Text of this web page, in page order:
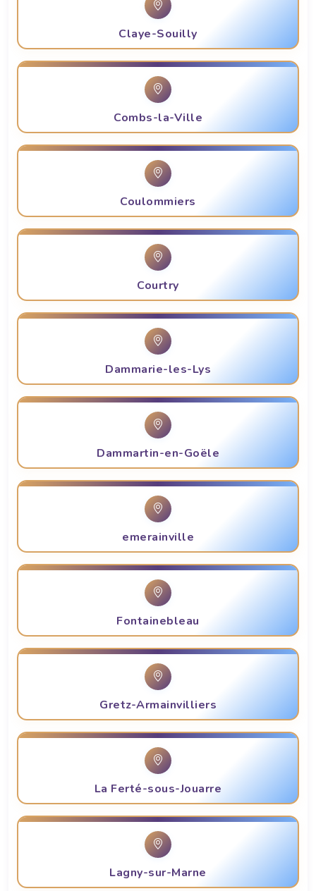
Claye-Souilly
Combs-la-Ville
Coulommiers
Courtry
Dammarie-les-Lys
Dammartin-en-Goële
emerainville
Fontainebleau
Gretz-Armainvilliers
La Ferté-sous-Jouarre
Lagny-sur-Marne